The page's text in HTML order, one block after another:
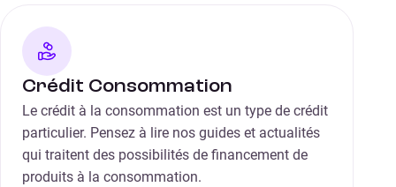
Crédit Consommation
Le crédit à la consommation est un type de crédit
particulier. Pensez à lire nos guides et actualités
qui traitent des possibilités de financement de
produits à la consommation.